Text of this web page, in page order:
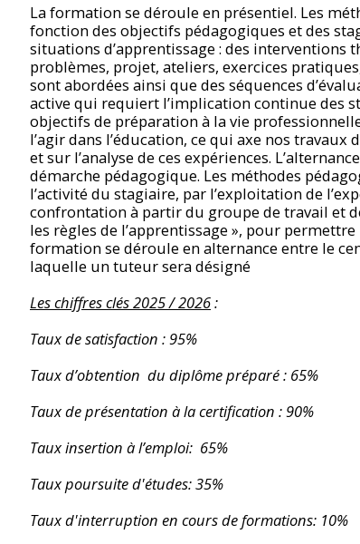
La formation se déroule en présentiel. Les
fonction des objectifs pédagogiques et des
situations d’apprentissage : des interventions
problèmes, projet, ateliers, exercices
sont abordées ainsi que des séquences
active qui requiert l’implication continue des
objectifs de préparation à la vie
l’agir dans l’éducation, ce qui axe nos
et sur l’analyse de ces expériences.
démarche pédagogique. Les méthodes
l’activité du stagiaire, par l’exploitation de
confrontation à partir du groupe de travail et
les règles de l’apprentissage », pour
formation se déroule en alternance entre le
laquelle un tuteur sera désigné
Les chiffres clés 2025 / 2026:
Taux de satisfaction : 95%
Taux d’obtention du diplôme préparé : 65%
Taux de présentation à la certification :90%
Taux insertion à l’emploi: 65%
Taux poursuite d'études: 35%
Taux d'interruption en cours de formations: 10%